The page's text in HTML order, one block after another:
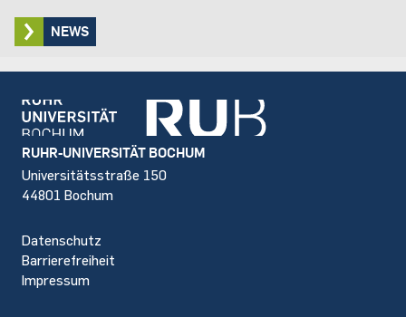
NEWS
Footer
RUHR-UNIVERSITÄT BOCHUM
Universitätsstraße 150
44801 Bochum
Datenschutz
Barrierefreiheit
Impressum